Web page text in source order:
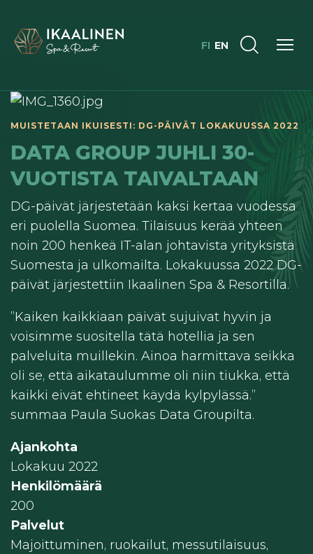
FI EN
MUISTETAAN IKUISESTI: DG-PÄIVÄT LOKAKUUSSA 2022
DATA GROUP JUHLI 30-
VUOTISTA TAIVALTAAN
DG-päivät järjestetään kaksi kertaa vuodessa
eri puolella Suomea. Tilaisuus kerää yhteen
noin 200 henkeä IT-alan johtavista yrityksistä
Suomesta ja ulkomailta. Lokakuussa 2022 DG-
päivät järjestettiin Ikaalinen Spa & Resortilla.
”Kaiken kaikkiaan päivät sujuivat hyvin ja
voisimme suositella tätä hotellia ja sen
palveluita muillekin. Ainoa harmittava seikka
oli se, että aikataulumme oli niin tiukka, että
kaikki eivät ehtineet käydä kylpylässä.”
summaa Paula Suokas Data Groupilta.
Ajankohta
Lokakuu 2022
Henkilömäärä
200
Palvelut
Majoittuminen, ruokailut, messutilaisuus,